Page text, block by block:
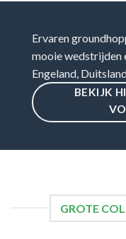
Ervaren
mooie wedstrijden
Engeland,
BEKIJK
GROTE